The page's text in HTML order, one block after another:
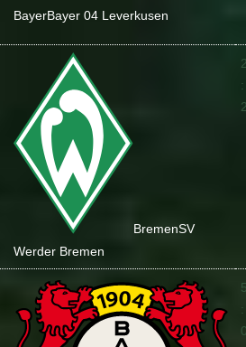
BayerBayer 04 Leverkusen
BremenSV
Werder Bremen
:
: